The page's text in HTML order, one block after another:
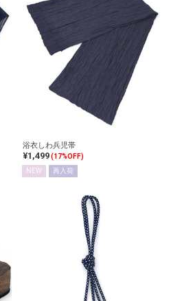
浴衣しわ兵児帯
¥1,499(17%OFF)
NEW
再入荷